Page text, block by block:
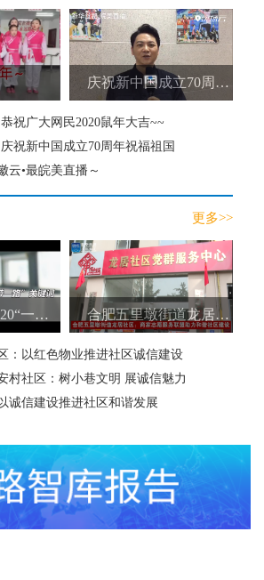
庆祝新中国成立70周年：为祖国点赞！.mp4
祝广大网民2020鼠年大吉~~
祝新中国成立70周年祝福祖国
云•最皖美直播～
更多>>
五分钟掌握2020“一带一路”关键词 合肥五里墩街道龙居社区：商家志愿服务联盟助力和谐社区建设
：以红色物业推进社区诚信建设
村社区：树小巷文明 展诚信魅力
诚信建设推进社区和谐发展